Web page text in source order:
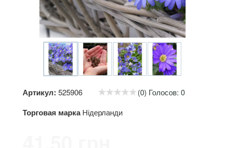
Артикул: 525906 (0) Голосов: 0
Торговая марка Нідерланди